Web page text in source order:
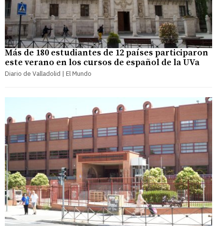
Más de 180 estudiantes de 12 países participaron
este verano en los cursos de español de la UVa
Diario de Valladolid | El Mundo